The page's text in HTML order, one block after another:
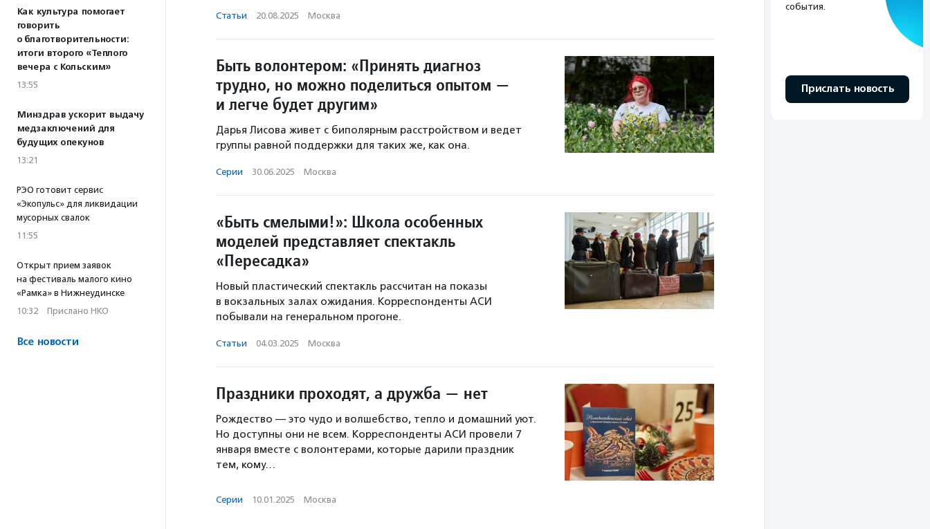
Как культура помогает
говорить
о благотворительности:
итоги второго «Теплого
вечера с Кольским»
13:55
Минздрав ускорит выдачу
медзаключений для
будущих опекунов
13:21
РЭО готовит сервис
«Экопульс» для ликвидации
мусорных свалок
11:55
Открыт прием заявок
на фестиваль малого кино
«Рамка» в Нижнеудинске
10:32 · Прислано НКО
Все новости
Статьи · 20.08.2025 · Москва
Быть волонтером: «Принять диагноз
трудно, но можно поделиться опытом —
и легче будет другим»
Дарья Лисова живет с биполярным расстройством и ведет
группы равной поддержки для таких же, как она.
Серии · 30.06.2025 · Москва
«Быть смелыми!»: Школа особенных
моделей представляет спектакль
«Пересадка»
Новый пластический спектакль рассчитан на показы
в вокзальных залах ожидания. Корреспонденты АСИ
побывали на генеральном прогоне.
Статьи · 04.03.2025 · Москва
Праздники проходят, а дружба — нет
Рождество — это чудо и волшебство, тепло и домашний уют.
Но доступны они не всем. Корреспонденты АСИ провели 7
января вместе с волонтерами, которые дарили праздник
тем, кому…
Серии · 10.01.2025 · Москва
события.
Прислать новость